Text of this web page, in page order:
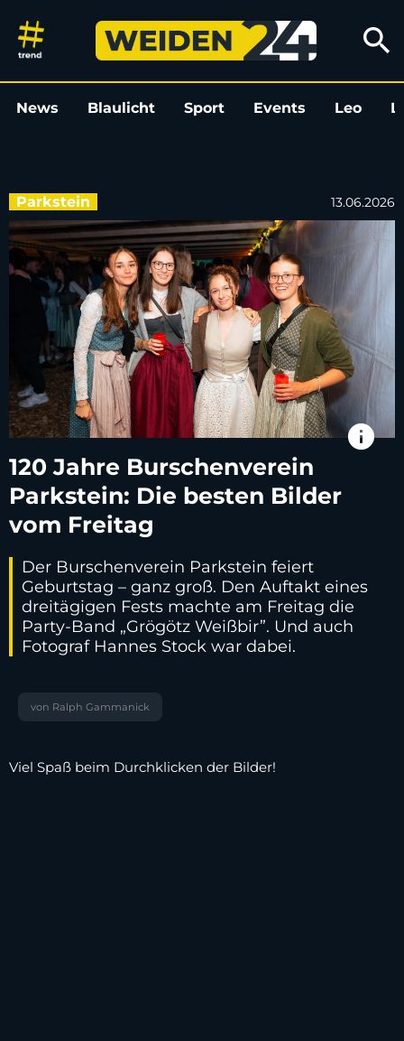
120 Jahre Burschenverein
search
News Blaulicht Sport Events Leo
Parkstein 13.06.2026
info
120 Jahre Burschenverein
Parkstein: Die besten Bilder
vom Freitag
Der Burschenverein Parkstein feiert
Geburtstag – ganz groß. Den Auftakt eines
dreitägigen Fests machte am Freitag die
Party-Band „Grögötz Weißbir”. Und auch
Fotograf Hannes Stock war dabei.
von Ralph Gammanick
Viel Spaß beim Durchklicken der Bilder!